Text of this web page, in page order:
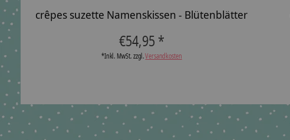
crêpes suzette Namenskissen - Blütenblätter
€54,95 *
*Inkl. MwSt. zzgl.Versandkosten